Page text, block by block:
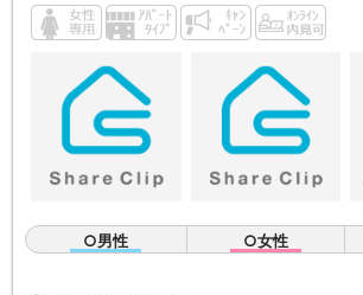
○男性 ○女性